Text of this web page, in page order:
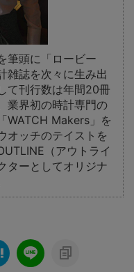
筆頭に「ロービー
雑誌を次々に生み出
て刊行数は年間20冊
業界初の時計専門の
WATCH Makers」を
オッチのテイストを
（アウトライ
ターとしてオリジナ